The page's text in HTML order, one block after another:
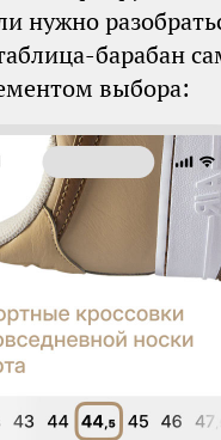
нужно
барабан
выбора: